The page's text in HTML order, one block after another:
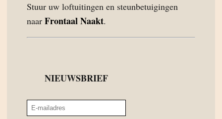
Stuur uw loftuitingen en steunbetuigingen
naar Frontaal Naakt.
NIEUWSBRIEF